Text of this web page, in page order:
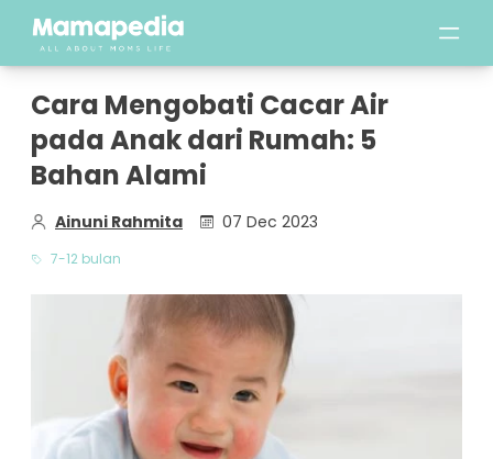
Cara Mengobati Cacar Air
pada Anak dari Rumah: 5
Bahan Alami
Ainuni Rahmita 07 Dec 2023
7-12 bulan